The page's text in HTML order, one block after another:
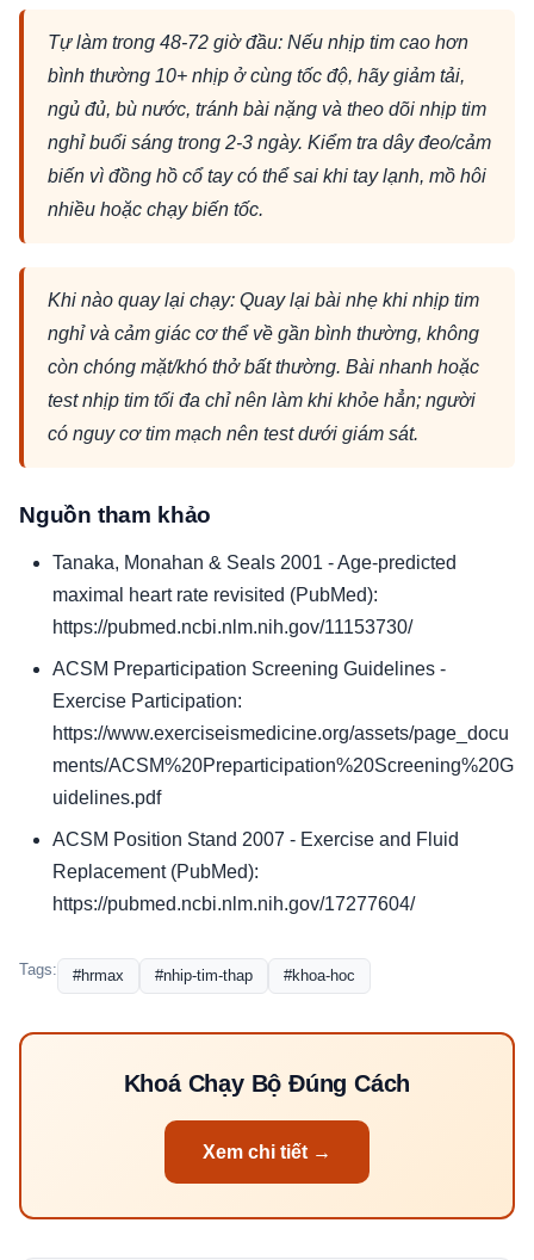
Tự làm trong 48-72 giờ đầu: Nếu nhịp tim cao hơn
bình thường 10+ nhịp ở cùng tốc độ, hãy giảm tải,
ngủ đủ, bù nước, tránh bài nặng và theo dõi nhịp tim
nghỉ buổi sáng trong 2-3 ngày. Kiểm tra dây đeo/cảm
biến vì đồng hồ cổ tay có thể sai khi tay lạnh, mồ hôi
nhiều hoặc chạy biến tốc.
Khi nào quay lại chạy: Quay lại bài nhẹ khi nhịp tim
nghỉ và cảm giác cơ thể về gần bình thường, không
còn chóng mặt/khó thở bất thường. Bài nhanh hoặc
test nhịp tim tối đa chỉ nên làm khi khỏe hẳn; người
có nguy cơ tim mạch nên test dưới giám sát.
Nguồn tham khảo
Tanaka, Monahan & Seals 2001 - Age-predicted
maximal heart rate revisited (PubMed):
https://pubmed.ncbi.nlm.nih.gov/11153730/
ACSM Preparticipation Screening Guidelines -
Exercise Participation:
https://www.exerciseismedicine.org/assets/page_docu
ments/ACSM%20Preparticipation%20Screening%20G
uidelines.pdf
ACSM Position Stand 2007 - Exercise and Fluid
Replacement (PubMed):
https://pubmed.ncbi.nlm.nih.gov/17277604/
Tags: #hrmax #nhip-tim-thap #khoa-hoc
Khoá Chạy Bộ Đúng Cách
Xem chi tiết →